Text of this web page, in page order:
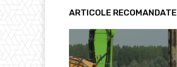
ARTICOLE RECOMANDATE